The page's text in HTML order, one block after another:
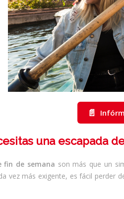
📄
una escapada
fin de semana son más que un
vez más exigente, es fácil perder